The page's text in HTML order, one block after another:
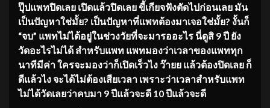
ปุ๊ปแพทปิดเลย เปิดแล้วปิดเลย ขี้เกียจฟังตัดไปก่อนเลย มัน
เป็นปัญหาใช่มั้ย? เป็นปัญหาที่แพทต้องมาเจอใช่มั้ย? งั้นก็
“จบ” แพทไม่ได้อยู่ในช่วงวัยที่จะมารออะไร นี่ดูสิ 9 ปี ยัง
วัดอะไรไม่ได้ สำหรับแพท แพทมองว่าเวลาของแพททุก
นาทีมีค่า ใครจะมองว่าก็เปิดเร็วไง ว๊ายย แล้วต้องปิดเลย ก็
ดีแล้วไง จะได้ไม่ต้องเสียเวลา เพราะว่าเวลาสำหรับแพท
ไม่ได้วัดเลยว่าคบมา 9 ปีแล้วจะดี 10 ปีแล้วจะดี